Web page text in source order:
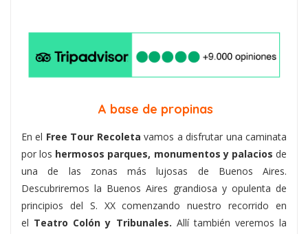
A base de propinas
En el Free Tour Recoleta vamos a disfrutar una caminata
por los hermosos parques, monumentos y palacios de
una de las zonas más lujosas de Buenos Aires.
Descubriremos la Buenos Aires grandiosa y opulenta de
principios del S. XX comenzando nuestro recorrido en
el Teatro Colón y Tribunales. Allí también veremos la